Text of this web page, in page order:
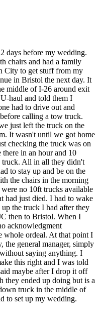
days before my wedding.
chairs and had a family
City to get stuff from my
in Bristol the next day. It
middle of I-26 around exit
haul and told them I
had to drive out and
calling a tow truck.
just left the truck on the
It wasn't until we got home
checking the truck was on
in an hour and 10
truck. All in all they didn't
to stay up and be on the
the chairs in the morning
no 10ft trucks available
had just died. I had to wake
the truck I had after they
then to Bristol. When I
acknowledgment
whole ordeal. At that point I
the general manager, simply
saying anything. I
this right and I was told
maybe after I drop it off
they ended up doing but is a
truck in the middle of
to set up my wedding.